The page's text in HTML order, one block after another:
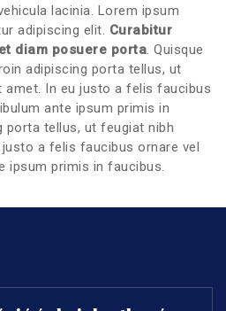
lacinia. Lorem ipsum
adipiscing elit. Curabitur
diam posuere porta. Quisque
adipiscing porta tellus, ut
amet. In eu justo a felis faucibus
ante ipsum primis in
porta tellus, ut feugiat nibh
a felis faucibus ornare vel
ipsum primis in faucibus.